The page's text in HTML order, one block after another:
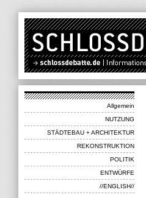
Allgemein
NUTZUNG
STÄDTEBAU + ARCHITEKTUR
REKONSTRUKTION
POLITIK
ENTWÜRFE
//ENGLISH//